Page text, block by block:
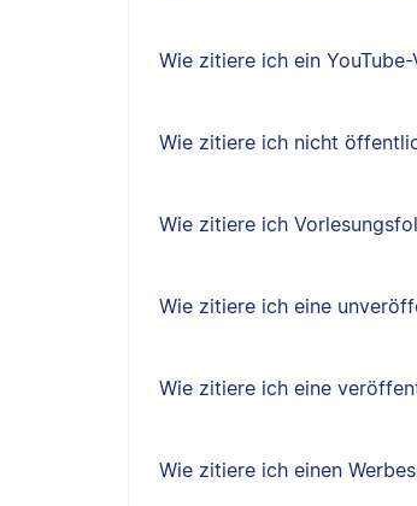
Wie zitiere ich ein
Wie zitiere ich nicht
Wie zitiere ich
Wie zitiere ich eine
Wie zitiere ich eine
Wie zitiere ich einen